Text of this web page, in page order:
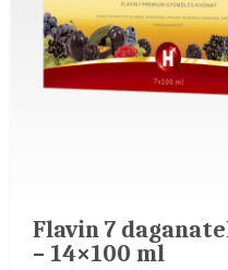
Flavin 7
– 14×100 ml